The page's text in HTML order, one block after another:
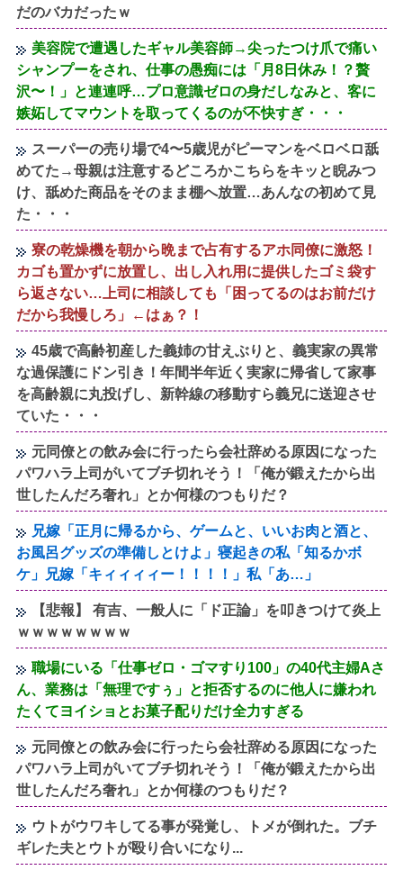
だのバカだったｗ
美容院で遭遇したギャル美容師→尖ったつけ爪で痛い
シャンプーをされ、仕事の愚痴には「月8日休み！？贅
沢〜！」と連連呼…プロ意識ゼロの身だしなみと、客に
嫉妬してマウントを取ってくるのが不快すぎ・・・
スーパーの売り場で4〜5歳児がピーマンをベロベロ舐
めてた→母親は注意するどころかこちらをキッと睨みつ
け、舐めた商品をそのまま棚へ放置…あんなの初めて見
た・・・
寮の乾燥機を朝から晩まで占有するアホ同僚に激怒！
カゴも置かずに放置し、出し入れ用に提供したゴミ袋す
ら返さない…上司に相談しても「困ってるのはお前だけ
だから我慢しろ」←はぁ？！
45歳で高齢初産した義姉の甘えぶりと、義実家の異常
な過保護にドン引き！年間半年近く実家に帰省して家事
を高齢親に丸投げし、新幹線の移動すら義兄に送迎させ
ていた・・・
元同僚との飲み会に行ったら会社辞める原因になった
パワハラ上司がいてブチ切れそう！「俺が鍛えたから出
世したんだろ奢れ」とか何様のつもりだ？
兄嫁「正月に帰るから、ゲームと、いいお肉と酒と、
お風呂グッズの準備しとけよ」寝起きの私「知るかボ
ケ」兄嫁「キィィィィー！！！！」私「あ…」
【悲報】 有吉、一般人に「ド正論」を叩きつけて炎上
ｗｗｗｗｗｗｗｗ
職場にいる「仕事ゼロ・ゴマすり100」の40代主婦Aさ
ん、業務は「無理ですぅ」と拒否するのに他人に嫌われ
たくてヨイショとお菓子配りだけ全力すぎる
元同僚との飲み会に行ったら会社辞める原因になった
パワハラ上司がいてブチ切れそう！「俺が鍛えたから出
世したんだろ奢れ」とか何様のつもりだ？
ウトがウワキしてる事が発覚し、トメが倒れた。ブチ
ギレた夫とウトが殴り合いになり...